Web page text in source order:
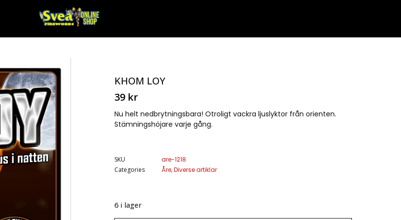
KHOM LOY
39 kr
Nu helt nedbrytningsbara! Otroligt vackra ljuslyktor från orienten.
Stämningshöjare varje gång.
SKU
are-1218
Categories
Åre,Diverse artiklar
6 i lager